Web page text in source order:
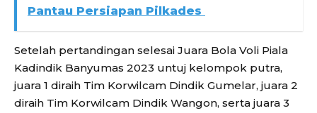
Pantau Persiapan Pilkades
Setelah pertandingan selesai Juara Bola Voli Piala
Kadindik Banyumas 2023 untuj kelompok putra,
juara 1 diraih Tim Korwilcam Dindik Gumelar, juara 2
diraih Tim Korwilcam Dindik Wangon, serta juara 3